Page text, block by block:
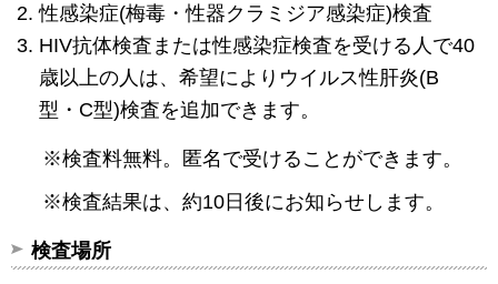
性感染症(梅毒・性器クラミジア感染症)検査
HIV抗体検査または性感染症検査を受ける人で40
歳以上の人は、希望によりウイルス性肝炎(B
型・C型)検査を追加できます。
※検査料無料。匿名で受けることができます。
※検査結果は、約10日後にお知らせします。
検査場所